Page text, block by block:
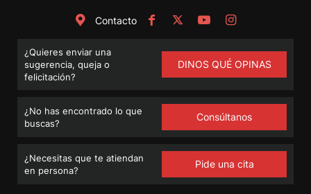
Contacto
¿Quieres enviar una
sugerencia, queja o
felicitación?
DINOS QUÉ OPINAS
¿No has encontrado lo que
buscas?
Consúltanos
¿Necesitas que te atiendan
en persona?
Pide una cita